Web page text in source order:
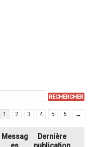
1 2 3 4 5 6 →
Messag
Dernière